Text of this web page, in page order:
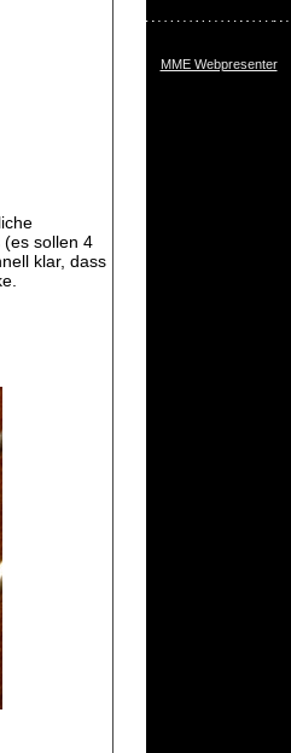
MME Webpresenter
sollen 4
klar, dass